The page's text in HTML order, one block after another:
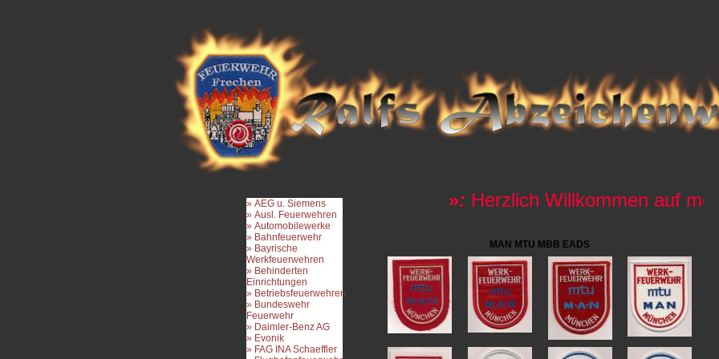
» AEG u. Siemens
» Ausl. Feuerwehren
» Automobilewerke
» Bahnfeuerwehr
» Bayrische
Werkfeuerwehren
» Behinderten
Einrichtungen
» Betriebsfeuerwehren
» Bundeswehr
Feuerwehr
» Daimler-Benz AG
» Evonik
» FAG INA Schaeffler
:Herzlich Willkommen auf
MAN MTU MBB EADS